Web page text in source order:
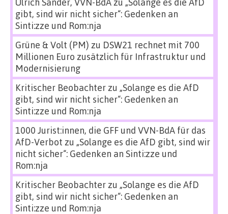
gibt, sind wir nicht sicher“: Gedenken an
Sinti:zze und Rom:nja
Grüne & Volt (PM) zu DSW21 rechnet mit 700
Millionen Euro zusätzlich für Infrastruktur und
Modernisierung
Kritischer Beobachterzu „Solange es die AfD
gibt, sind wir nicht sicher“: Gedenken an
Sinti:zze und Rom:nja
1000 Jurist:innen, die GFF und VVN-BdA für das
AfD-Verbot zu „Solange es die AfD gibt, sind wir
nicht sicher“: Gedenken an Sinti:zze und
Rom:nja
Kritischer Beobachterzu „Solange es die AfD
gibt, sind wir nicht sicher“: Gedenken an
Sinti:zze und Rom:nja